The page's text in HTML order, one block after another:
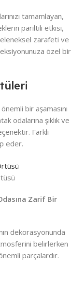
tamamlayan,
parıltılı etkisi,
zarafeti ve
özel bir
bir aşamasını
odalarına şıklık ve
Farklı
eder.
Zarif Bir
dekorasyonunda
belirlerken
parçalardır.